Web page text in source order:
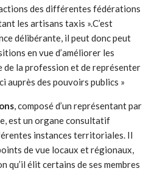
des différentes fédérations
les artisans taxis ».C’est
délibérante, il peut donc peut
en vue d’améliorer les
de la profession et de représenter
auprès des pouvoirs publics »
, composé d’un représentant par
est un organe consultatif
instances territoriales. Il
de vue locaux et régionaux,
qu’il élit certains de ses membres